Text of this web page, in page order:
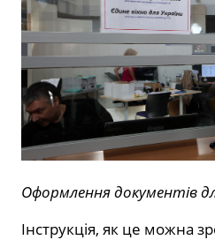
Оформлення документів
Інструкція, як це можна